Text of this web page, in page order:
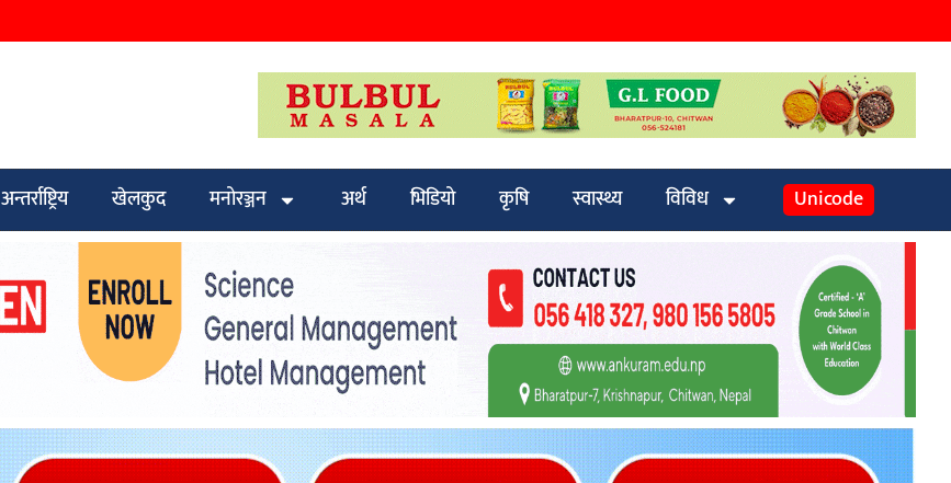
अन्तर्राष्ट्रिय खेलकुद मनोरञ्जन अर्थ भिडियो कृषि स्वास्थ्य विविध Unicode